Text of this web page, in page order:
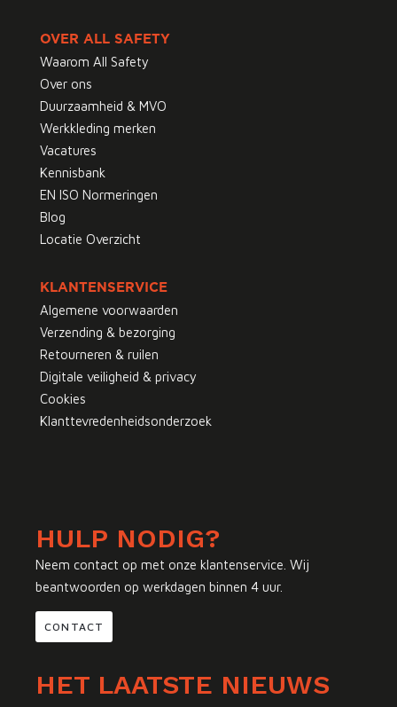
OVER ALL SAFETY
Waarom All Safety
Over ons
Duurzaamheid & MVO
Werkkleding merken
Vacatures
Kennisbank
EN ISO Normeringen
Blog
Locatie Overzicht
KLANTENSERVICE
Algemene voorwaarden
Verzending & bezorging
Retourneren & ruilen
Digitale veiligheid & privacy
Cookies
Klanttevredenheidsonderzoek
HULP NODIG?
Neem contact op met onze klantenservice. Wij
beantwoorden op werkdagen binnen 4 uur.
CONTACT
HET LAATSTE NIEUWS